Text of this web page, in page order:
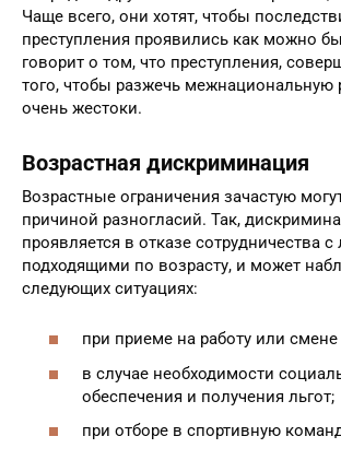
понимают, что осуществленные ими
навредить другим не только морально,
Чаще всего, они хотят, чтобы
преступления проявились как можно
говорит о том, что преступления,
очень жестоки.
Возрастная дискриминация
Возрастные ограничения зачастую
причиной разногласий. Так,
проявляется в отказе сотрудничества с
следующих ситуациях:
при приеме на работу или смене
в случае необходимости